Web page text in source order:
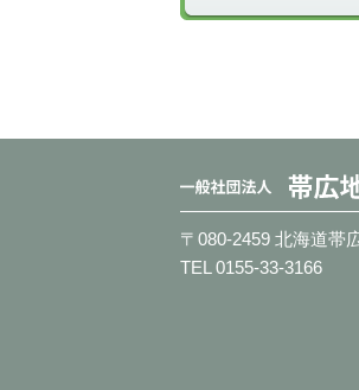
〒080-2459 北海道帯
TEL 0155-33-3166